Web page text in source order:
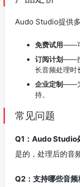
Audo Studio提供
免费试用——可
订阅计划——
长音频处理时
企业定制——
持。
常见问题
Q1：Audo Studio
是的，处理后的音
Q2：支持哪些音频